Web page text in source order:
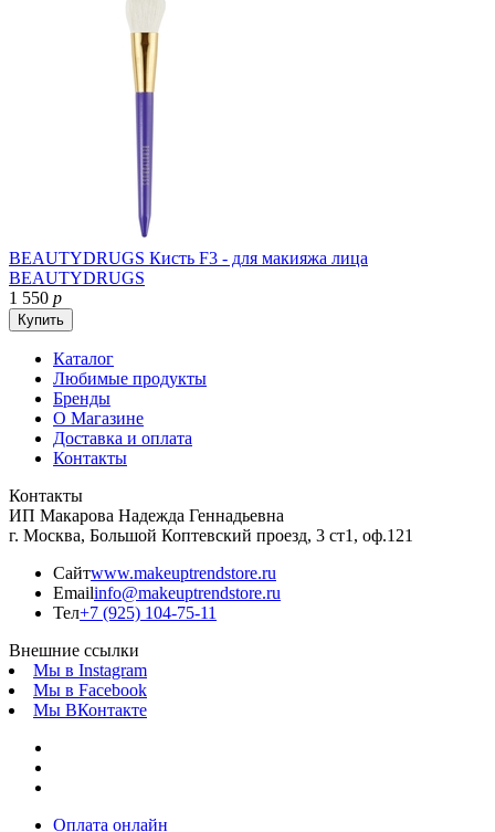
BEAUTYDRUGS Кисть F3 - для макияжа лица
BEAUTYDRUGS
1 550 р
Купить
Каталог
Любимые продукты
Бренды
О Магазине
Доставка и оплата
Контакты
Контакты
ИП Макарова Надежда Геннадьевна
г. Москва, Большой Коптевский проезд, 3 ст1, оф.121
Сайтwww.makeuptrendstore.ru
Emailinfo@makeuptrendstore.ru
Тел+7 (925) 104-75-11
Внешние ссылки
Мы в Instagram
Мы в Facebook
Мы ВКонтакте
Оплата онлайн